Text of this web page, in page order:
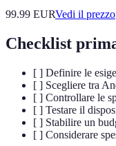
99.99 EURVedi il prezzo
Checklist
[ ] Definire le
[ ] Scegliere tra
[ ] Controllare le
[ ] Testare il
[ ] Stabilire un
[ ] Considerare